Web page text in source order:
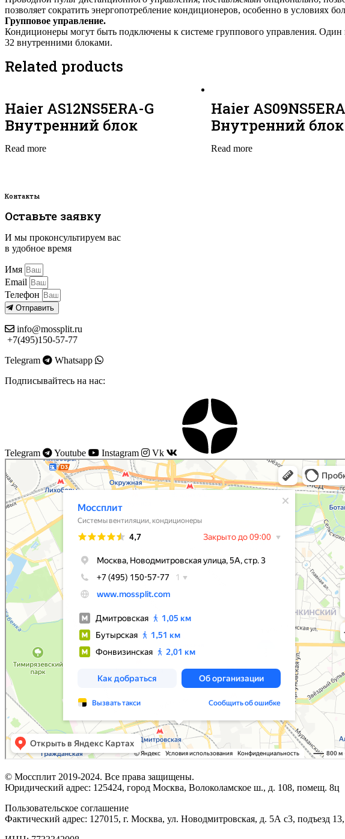
позволяет сократить энергопотребление кондиционеров, особенно в условиях
Групповое управление.
Кондиционеры могут быть подключены к системе группового управления.
32 внутренними блоками.
Related products
Haier AS12NS5ERA-G
Внутренний блок
Read more
Haier
Внутренний блок
Read more
Контакты
Оставьте заявку
И мы проконсультируем вас
в удобное время
Имя
Email
Телефон
Отправить
info@mossplit.ru
+7(495)150-57-77
Telegram
Whatsapp
Подписывайтесь на нас:
Telegram Youtube Instagram Vk
Моссплит
Системы вентиляции в Москве
Установка кондиционеров в Москве
© Моссплит 2019-2024. Все права защищены.
Юридический адрес: 125424, город Москва, Волоколамское ш., д. 108, помещ. 8ц
Пользовательское соглашение
Фактический адрес: 127015, г. Москва, ул. Новодмитровская, д. 5А с3, подъезд